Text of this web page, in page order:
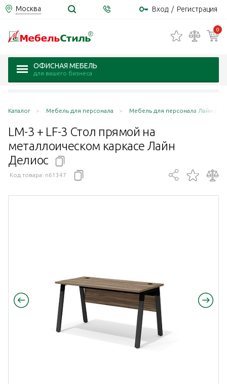
Москва Вход / Регистрация
0
ОФИСНАЯ МЕБЕЛЬ
для вашего бизнеса
Каталог Мебель для персонала Мебель для персонала Лайн /
LM-3 + LF-3 Стол прямой на
металлоическом каркасе Лайн
Делиос
Код товара: n61347